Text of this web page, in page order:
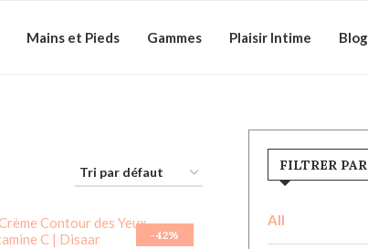
Mains et Pieds Gammes Plaisir Intime Blog
-42%
FILTRER
All